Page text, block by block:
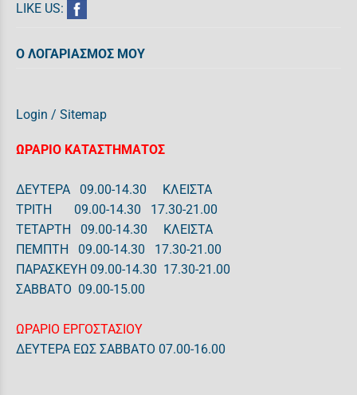
LIKE US:
Ο ΛΟΓΑΡΙΑΣΜΟΣ ΜΟΥ
Login / Sitemap
ΩΡΑΡΙΟ ΚΑΤΑΣΤΗΜΑΤΟΣ
ΔΕΥΤΕΡΑ 09.00-14.30 ΚΛΕΙΣΤΑ
ΤΡΙΤΗ 09.00-14.30 17.30-21.00
ΤΕΤΑΡΤΗ 09.00-14.30 ΚΛΕΙΣΤΑ
ΠΕΜΠΤΗ 09.00-14.30 17.30-21.00
ΠΑΡΑΣΚΕΥΗ 09.00-14.30 17.30-21.00
ΣΑΒΒΑΤΟ 09.00-15.00
ΩΡΑΡΙΟ ΕΡΓΟΣΤΑΣΙΟΥ
ΔΕΥΤΕΡΑ ΕΩΣ ΣΑΒΒΑΤΟ 07.00-16.00